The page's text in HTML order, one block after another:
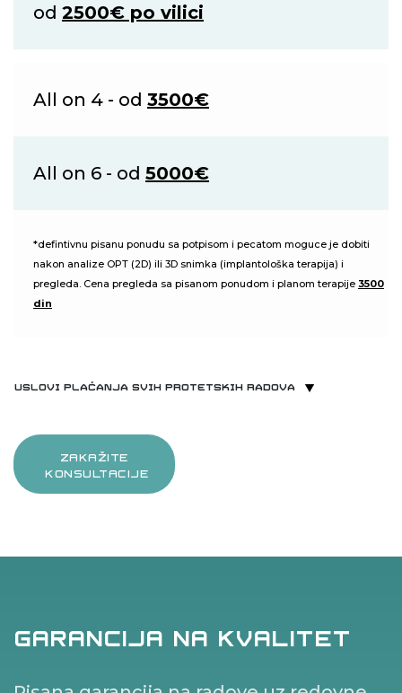
od 2500€ po vilici
All on 4 - od 3500€
All on 6 - od 5000€
*defintivnu pisanu ponudu sa potpisom i pecatom moguce je dobiti
nakon analize OPT (2D) ili 3D snimka (implantološkaterapija) i
pregleda. Cena pregleda sa pisanom ponudom i planom terapije 3500
din
Uslovi plaćanja svih protetskih radova
ZAKAŽITE
KONSULTACIJE
GARANCIJA NA KVALITET